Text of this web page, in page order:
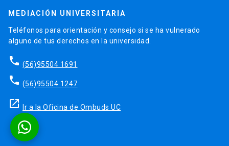
MEDIACIÓN UNIVERSITARIA
Teléfonos para orientación y consejo si se ha vulnerado
alguno de tus derechos en la universidad.
phone (56)95504 1691
phone (56)95504 1247
launch Ir a la Oficina de Ombuds UC